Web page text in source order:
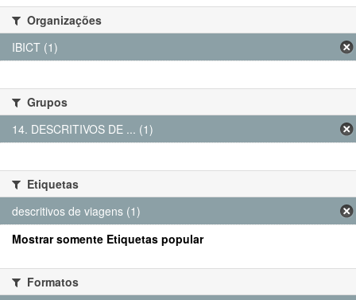
Organizações
IBICT (1)
Grupos
14. DESCRITIVOS DE ... (1)
Etiquetas
descritivos de viagens (1)
Mostrar somente Etiquetas popular
Formatos